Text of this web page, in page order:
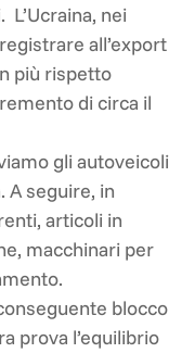
nei
all’export
più rispetto
di circa il
gli autoveicoli
A seguire, in
articoli in
macchinari per
blocco
prova l’equilibrio